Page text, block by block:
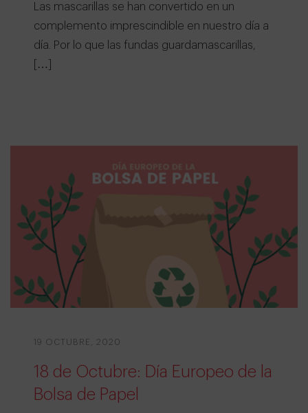
Las mascarillas se han convertido en un
complemento imprescindible en nuestro día a
día. Por lo que las fundas guardamascarillas,
[…]
19 OCTUBRE, 2020
18 de Octubre: Día Europeo de la
Bolsa de Papel